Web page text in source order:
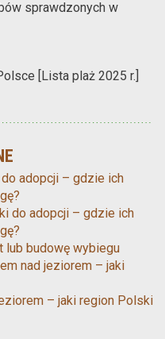
sprawdzonych w
[Lista plaż 2025 r.]
adopcji – gdzie ich
do adopcji – gdzie ich
lub budowę wybiegu
nad jeziorem – jaki
– jaki region Polski